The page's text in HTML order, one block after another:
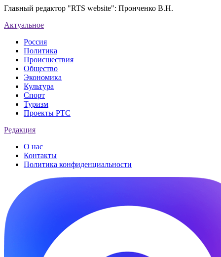
Главный редактор "RTS website": Пронченко В.Н.
Актуальное
Россия
Политика
Происшествия
Общество
Экономика
Культура
Спорт
Туризм
Проекты РТС
Редакция
О нас
Контакты
Политика конфиденциальности